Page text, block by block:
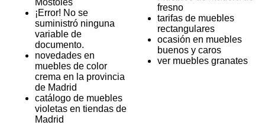
Móstoles
¡Error! No se
suministró ninguna
variable de
documento.
novedades en
muebles de color
crema en la provincia
de Madrid
catálogo de muebles
violetas en tiendas de
Madrid
fresno
tarifas de muebles
rectangulares
ocasión en muebles
buenos y caros
ver muebles granates